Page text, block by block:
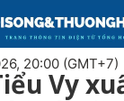
20:00 (GMT+7)
Vy